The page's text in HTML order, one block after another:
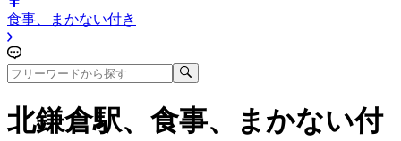
食事、まかない付き
北鎌倉駅、食事、まかない付